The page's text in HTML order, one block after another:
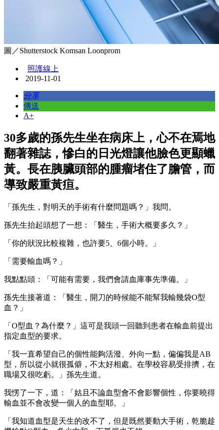
圖／Shutterstock Komsan Loonprom
照護線上
2019-11-01
分享
傳送
A+
30多歲的孫先生坐在病床上，心不在焉地
翻著雜誌，慘白的日光燈讓他臉色更顯蠟
黃。長在胰臟頭部的腫瘤堵住了膽管，而
導致嚴重黃疸。
「孫先生，對明天的手術有什麼問題嗎？」我問。
孫先生抬起頭想了一想：「醫生，手術大概要多久？」
「你的狀況比較複雜，也許要5、6個小時。」
「需要輸血嗎？」
我點點頭：「可能有需要，我們會請血庫事先準備。」
孫先生接著道：「醫生，開刀的時候能不能幫我輸幾袋O型
血？」
「O型血？為什麼？」這可是我頭一回聽到患者在輸血前提出
指定血型的要求。
「我一直希望自己的個性能夠活潑、外向一點，偏偏我是AB
型，所以從小就很孤僻，不太好相處。在學校容易受排擠，在
職場又很吃虧。」孫先生道。
我愣了一下，道：「姑且不論血型會不會影響個性，你要曉得
輸血並不會改變一個人的血型耶。」
「我知道血型是天生的改不了，但是既然要動大手術，乾脆趁